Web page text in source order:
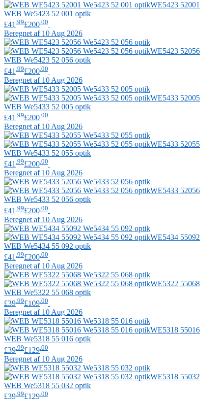
WE5423 52001
WEB We5423 52 001 optik
£41.99£200.00
Beregnet af 10 Aug 2026
WE5423 52056
WEB We5423 52 056 optik
£41 .99£200 .00
Beregnet af 10 Aug 2026
WE5433 52005
WEB We5433 52 005 optik
£41 .99£200 .00
Beregnet af 10 Aug 2026
WE5433 52055
WEB We5433 52 055 optik
£41.99£200.00
Beregnet af 10 Aug 2026
WE5433 52056
WEB We5433 52 056 optik
£41 .99£200 .00
Beregnet af 10 Aug 2026
WE5434 55092
WEB We5434 55 092 optik
£41 .99£200 .00
Beregnet af 10 Aug 2026
WE5322 55068
WEB We5322 55 068 optik
£39.99£109.00
Beregnet af 10 Aug 2026
WE5318 55016
WEB We5318 55 016 optik
£39 .99£129 .00
Beregnet af 10 Aug 2026
WE5318 55032
WEB We5318 55 032 optik
£39 .99£129 .00